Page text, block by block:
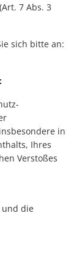
7 Abs. 3
sich bitte an:
in
Ihres
Verstoßes
und die